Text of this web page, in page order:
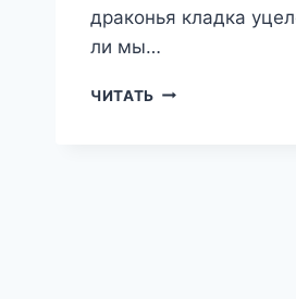
драконья кладка
ли мы…
ЧИТАТЬ ПОПАДАНКА